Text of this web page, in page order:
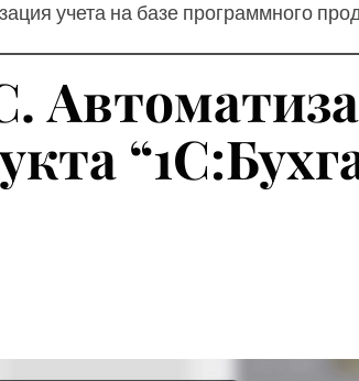
учета на базе программного